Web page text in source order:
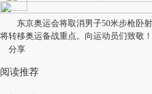
东京奥运会将取消男子50米步枪卧射
将转移奥运备战重点。向运动员们致敬！
分享
阅读推荐